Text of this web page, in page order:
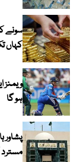
سونے
کہاں
ہو گا
پشاور
مسترد